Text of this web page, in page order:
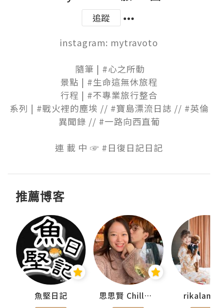
追蹤
instagram: mytravoto
景點 | #生命這無休旅程
行程 | #不專業旅行整合
系列 | #戰火裡的塵埃 // #寶島漂流日誌 // #英倫
異聞錄 // #一路向西直葡
連 載 中 ☞ #日復日記日記
推薦博客
魚堅日記 思思賢 ChillMyBabe